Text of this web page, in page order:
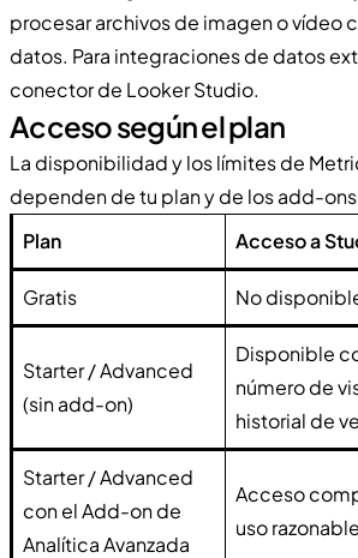
procesar archivos de imagen o vídeo
datos. Para integraciones de datos
conector de Looker Studio.
Acceso según el plan
La disponibilidad y los límites de
dependen de tu plan y de los add-
Plan
Acceso a
Gratis No
Starter / Advanced
(sin add-on)
Disponible
número de
historial de
Starter / Advanced
con el Add-on de
Analítica Avanzada
Acceso
uso